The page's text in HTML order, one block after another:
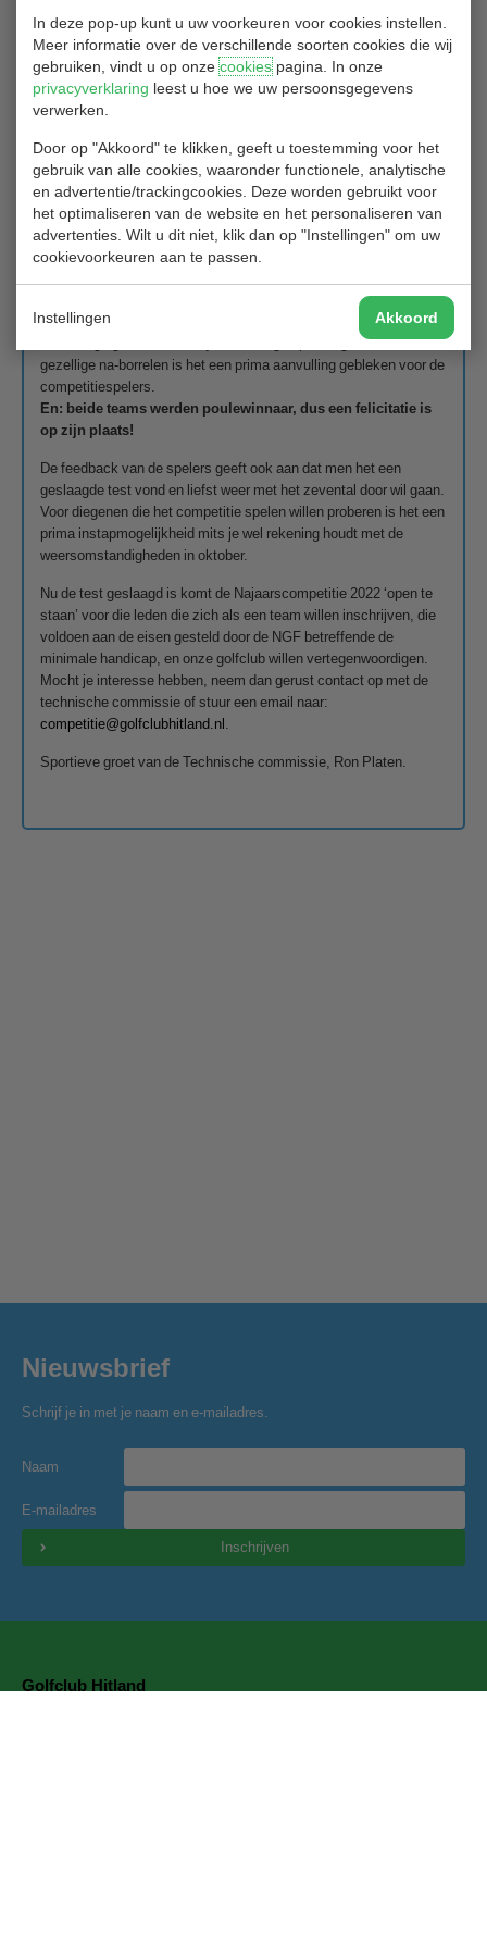
In deze pop-up kunt u uw voorkeuren voor cookies instellen.
Meer informatie over de verschillende soorten cookies die wij
gebruiken, vindt u op onzecookiespagina. In onze
privacyverklaring leest u hoe we uw persoonsgegevens
verwerken.
Door op "Akkoord" te klikken, geeft u toestemming voor het
gebruik van alle cookies, waaronder functionele, analytische
en advertentie/trackingcookies. Deze worden gebruikt voor
het optimaliseren van de website en het personaliseren van
advertenties. Wilt u dit niet, klik dan op "Instellingen" om uw
cookievoorkeuren aan te passen.
Instellingen Akkoord
Het betrof een test omdat de spelvorm (stableford i.p.v.
matchplay) en de opzet met vier spelers die vier wedstrijden
spelen (incl. de thuiswedstrijd) behoorlijk anders is dan de NGF-
van het competitie-gevoel enigszins te compenseren en te kijken
of deze vorm competitief genoeg is.
De poule-indeling zag er veelbelovend uit, met mooie golfbanen
voor de uitwedstrijden in het vooruitzicht. Alle banen lagen binnen
een uur reisafstand van GC Hitland. Tijdens de eerste ronde viel al
behoorlijk uiteenliepen. Dit gaf een mooie mengeling, waarbij het
spelplezier voorop stond zonder dat het competitie-gevoel
verloren ging. Mede dankzij drie zonnige speeldagen en het
gezellige na-borrelen is het een prima aanvulling gebleken voor de
competitiespelers.
En: beide teams werden poulewinnaar, dus een felicitatie is
op zijn plaats!
De feedback van de spelers geeft ook aan dat men het een
geslaagde test vond en liefst weer met het zevental door wil gaan.
Voor diegenen die het competitie spelen willen proberen is het een
prima instapmogelijkheid mits je wel rekening houdt met de
weersomstandigheden in oktober.
Nu de test geslaagd is komt de Najaarscompetitie 2022 ‘open te
staan’ voor die leden die zich als een team willen inschrijven, die
voldoen aan de eisen gesteld door de NGF betreffende de
minimale handicap, en onze golfclub willen vertegenwoordigen.
Mocht je interesse hebben, neem dan gerust contact op met de
technische commissie of stuur een email naar:
competitie@golfclubhitland.nl
Sportieve groet van de Technische commissie, Ron Platen.
Nieuwsbrief
Schrijf je in met je naam en e-mailadres.
Naam
E-mailadres
Inschrijven
Golfclub Hitland